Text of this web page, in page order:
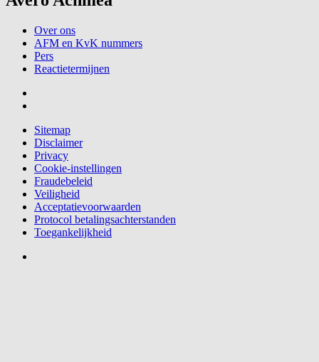
Over ons
AFM en KvK nummers
Pers
Reactietermijnen
Sitemap
Disclaimer
Privacy
Cookie-instellingen
Fraudebeleid
Veiligheid
Acceptatievoorwaarden
Protocol betalingsachterstanden
Toegankelijkheid